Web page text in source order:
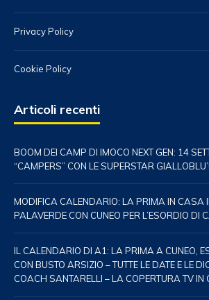
Privacy Policy
Cookie Policy
Articoli recenti
BOOM DEI CAMP DI IMOCO NEXT GEN: 14
“CAMPERS” CON LE SUPERSTAR GIALLOBLU’!
MODIFICA CALENDARIO: LA PRIMA IN CASA
PALAVERDE CON CUNEO PER L’ESORDIO DI
IL CALENDARIO DI A1: LA PRIMA A CUNEO,
CON BUSTO ARSIZIO – TUTTE LE DATE E LE
COACH SANTARELLI – LA COPERTURA TV IN